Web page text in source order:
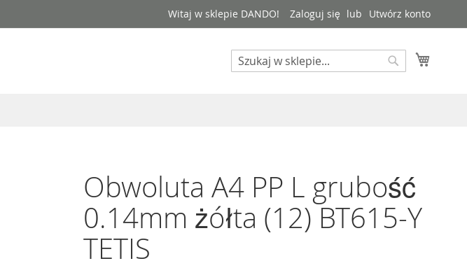
Witaj w sklepie DANDO! Zaloguj się Utwórz konto
Search
Obwoluta A4 PP L grubość
0.14mm żółta (12) BT615-Y
TETIS